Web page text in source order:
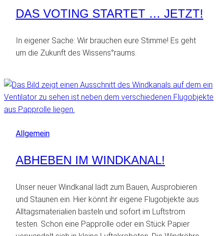
DAS VOTING STARTET … JETZT!
In eigener Sache: Wir brauchen eure Stimme! Es geht
um die Zukunft des Wissens°raums.
Allgemein
ABHEBEN IM WINDKANAL!
Unser neuer Windkanal lädt zum Bauen, Ausprobieren
und Staunen ein. Hier könnt ihr eigene Flugobjekte aus
Alltagsmaterialien basteln und sofort im Luftstrom
testen. Schon eine Papprolle oder ein Stück Papier